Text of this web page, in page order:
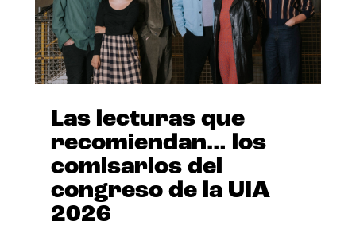
Las lecturas que
recomiendan… los
comisarios del
congreso de la UIA
2026